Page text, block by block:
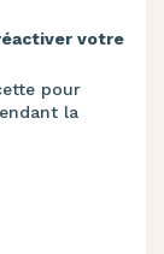
votre
pour
la